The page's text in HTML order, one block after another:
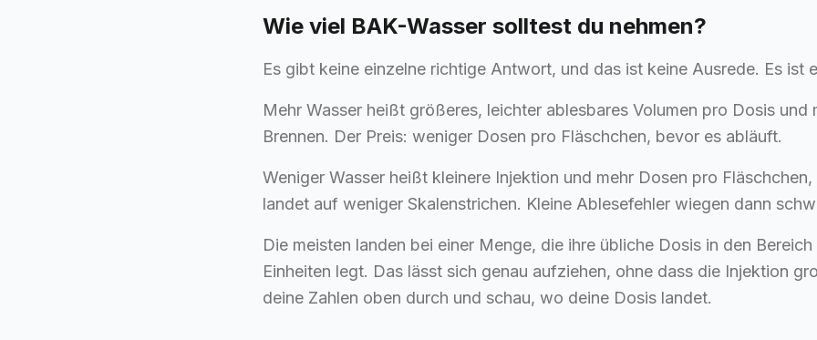
Wie viel BAK-Wasser solltest du nehmen?
Es gibt keine einzelne richtige Antwort, und das ist keine Ausrede. Es ist
Mehr Wasser heißt größeres, leichter ablesbares Volumen pro Dosis und
Brennen. Der Preis: weniger Dosen pro Fläschchen, bevor es abläuft.
Weniger Wasser heißt kleinere Injektion und mehr Dosen pro
landet auf weniger Skalenstrichen. Kleine Ablesefehler wiegen dann
Die meisten landen bei einer Menge, die ihre übliche Dosis in den
Einheiten legt. Das lässt sich genau aufziehen, ohne dass die Injektion
deine Zahlen oben durch und schau, wo deine Dosis landet.